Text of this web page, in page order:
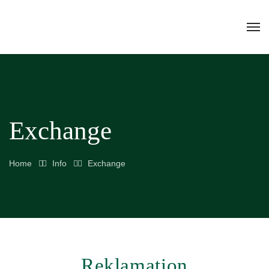
Exchange
Home Info Exchange